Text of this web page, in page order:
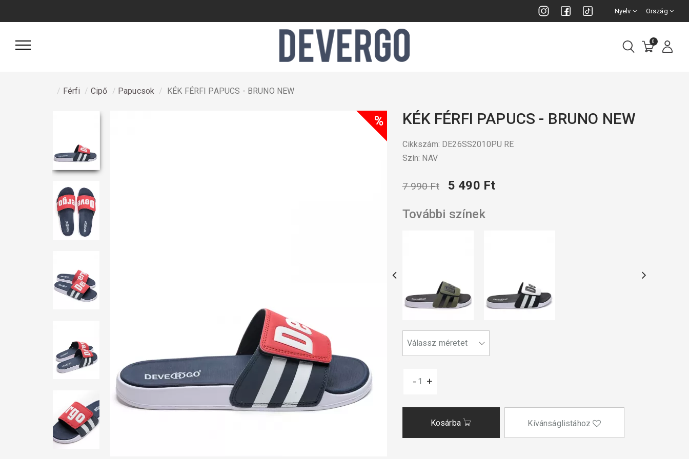
Nyelv Ország
0
Férfi Cipő Papucsok KÉK FÉRFI PAPUCS - BRUNO NEW
% KÉK FÉRFI PAPUCS - BRUNO NEW
Cikkszám: DE26SS2010PU RE
Szín: NAV
7 990 Ft
5 490 Ft
További színek
- +
Kosárba Kívánságlistához